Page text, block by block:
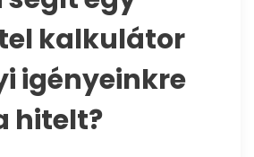
kalkulátor
igényeinkre
hitelt?